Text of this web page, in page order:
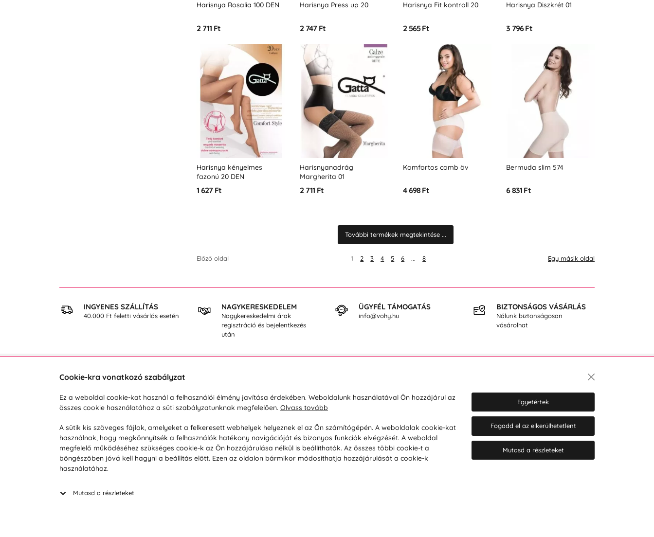
Harisnya Rosalia 100 DEN
2 711 Ft
Harisnya Press up 20
2 747 Ft
Harisnya Fit kontroll 20
2 565 Ft
Harisnya Diszkrét 01
3 796 Ft
Harisnya kényelmes
fazonú 20 DEN
1 627 Ft
Harisnyanadrág
Margherita 01
2 711 Ft
Komfortos comb öv
4 698 Ft
Bermuda slim 574
6 831 Ft
További termékek megtekintése ...
Előző oldal 1 2 3 4 5 6 ... 8 Egy másik oldal
INGYENES SZÁLLÍTÁS
40.000 Ft feletti vásárlás esetén
NAGYKERESKEDELEM
Nagykereskedelmi árak
regisztráció és bejelentkezés
után
ÜGYFÉL TÁMOGATÁS
info@vohy.hu
BIZTONSÁGOS VÁSÁRLÁS
Nálunk biztonságosan
vásárolhat
Hétköznap 8:00-tól 16:00-ig
info@vohy.hu
Reklamáció / Áru visszaküldése
Szállítás és fizetés
Üzleti feltételek
Visszaküldési politika
Társaságról
Magánélet
Tanácsadó iroda
Hozzájárulok a személyes adatok
marketing célú kezeléséhez.
Személyes adatok védelmére
Cookie-kra vonatkozó szabályzat
Ez a weboldal cookie-kat használ a felhasználói élmény javítása érdekében. Weboldalunk használatával Ön hozzájárul az
összes cookie használatához a süti szabályzatunknak megfelelően. Olvass tovább
A sütik kis szöveges fájlok, amelyeket a felkeresett webhelyek helyeznek el az Ön számítógépén. A weboldalak cookie-kat
használnak, hogy megkönnyítsék a felhasználók hatékony navigációját és bizonyos funkciók elvégzését. A weboldal
megfelelő működéséhez szükséges cookie-k az Ön hozzájárulása nélkül is beállíthatók. Az összes többi cookie-t a
böngészőben jóvá kell hagyni a beállítás előtt. Ezen az oldalon bármikor módosíthatja hozzájárulását a cookie-k
használatához.
Mutasd a részleteket
Egyetértek
Fogadd el az elkerülhetetlent
Mutasd a részleteket